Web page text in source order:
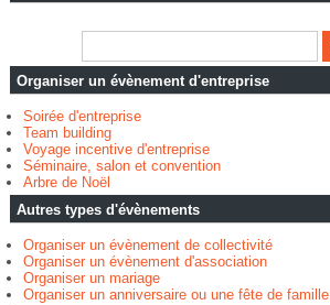
Organiser un évènement d'entreprise
Soirée d'entreprise
Team building
Voyage incentive d'entreprise
Séminaire, salon et convention
Arbre de Noël
Autres types d'évènements
Organiser un évènement de collectivité
Organiser un évènement d'association
Organiser un mariage
Organiser un anniversaire ou une fête de famille